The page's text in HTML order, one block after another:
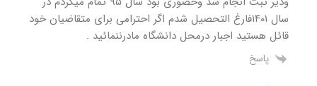
سال ۱۴۰۱فارغ التحصیل شدم اگر احترامی برای متقاضیان خود
قائل هستید اجبار درمحل دانشگاه مادرننمائید .
پاسخ